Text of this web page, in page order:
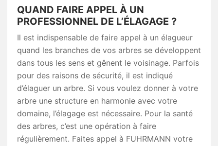
QUAND FAIRE APPEL À UN
PROFESSIONNEL DE L’ÉLAGAGE ?
Il est indispensable de faire appel à un élagueur
quand les branches de vos arbres se développent
dans tous les sens et gênent le voisinage. Parfois
pour des raisons de sécurité, il est indiqué
d’élaguer un arbre. Si vous voulez donner à votre
arbre une structure en harmonie avec votre
domaine, l’élagage est nécessaire. Pour la santé
des arbres, c’est une opération à faire
régulièrement. Faites appel à FUHRMANN votre